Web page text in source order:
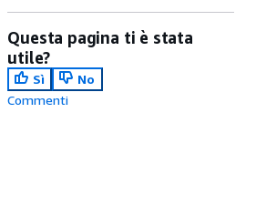
Questa pagina ti è stata
utile?
Sì
No
Commenti